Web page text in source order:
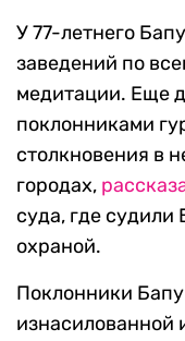
У 77-летнего
заведений по
медитации. Еще
поклонниками
столкновения в
городах,
суда, где
охраной.
Поклонники
изнасилованной